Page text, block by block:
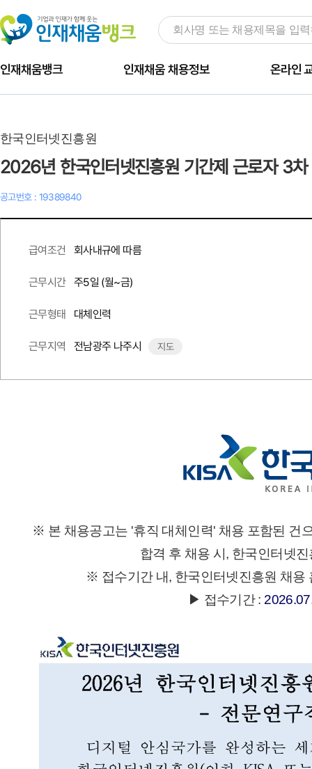
인재채움뱅크 인재채움 채용정보 온라인
한국인터넷진흥원
2026년 한국인터넷진흥원 기간제 근로자 3
공고번호 : 19389840
급여조건 회사내규에 따름
근무시간 주5일 (월~금)
근무형태 대체인력
근무지역 전남광주 나주시 지도
※ 본 채용공고는 '휴직 대체인력' 채용 포함된 건
합격 후 채용 시, 한국인터넷진
※ 접수기간 내, 한국인터넷진흥원 채용
▶ 접수기간 :